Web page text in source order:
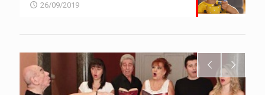
26/09/2019